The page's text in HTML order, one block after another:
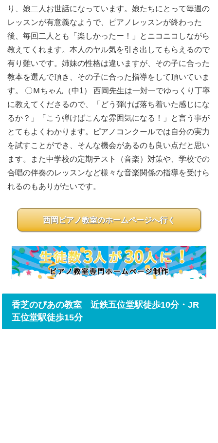
り、娘二人お世話になっています。娘たちにとって毎週の
レッスンが有意義なようで、ピアノレッスンが終わった
後、毎回二人とも「楽しかったー！」とニコニコしながら
教えてくれます。本人のヤル気を引き出してもらえるので
有り難いです。姉妹の性格は違いますが、その子に合った
教本を選んで頂き、その子に合った指導をして頂いていま
す。 〇Ｍちゃん（中1） 西岡先生は一対一でゆっくり丁寧
に教えてくださるので、「どう弾けば落ち着いた感じにな
るか？」「こう弾けばこんな雰囲気になる！」と言う事が
とてもよくわかります。ピアノコンクールでは自分の実力
を試すことができ、そんな機会があるのも良い点だと思い
ます。また中学校の定期テスト（音楽）対策や、学校での
合唱の伴奏のレッスンなど様々な音楽関係の指導を受けら
れるのもありがたいです。
西岡ピアノ教室のホームページへ行く
香芝のぴあの教室 近鉄五位堂駅徒歩10分・JR
五位堂駅徒歩15分